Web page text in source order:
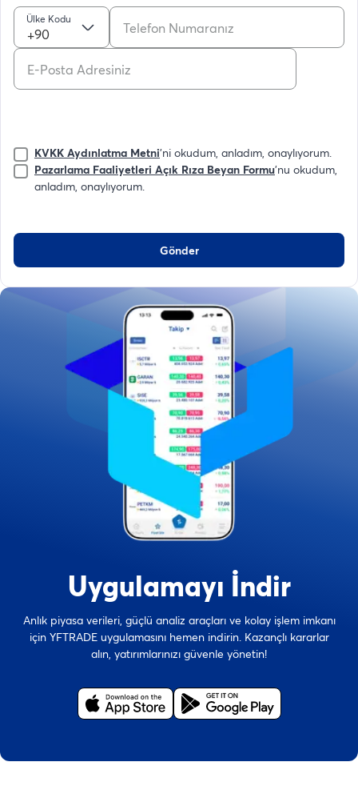
Ülke Kodu
+90
KVKK Aydınlatma Metni'ni okudum, anladım, onaylıyorum.
Pazarlama Faaliyetleri Açık Rıza Beyan Formu'nu okudum,
anladım, onaylıyorum.
Gönder
Uygulamayı İndir
Anlık piyasa verileri, güçlü analiz araçları ve kolay işlem imkanı
için YFTRADE uygulamasını hemen indirin. Kazançlı kararlar
alın, yatırımlarınızı güvenle yönetin!